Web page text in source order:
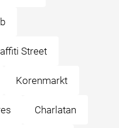
Street
Korenmarkt
Charlatan